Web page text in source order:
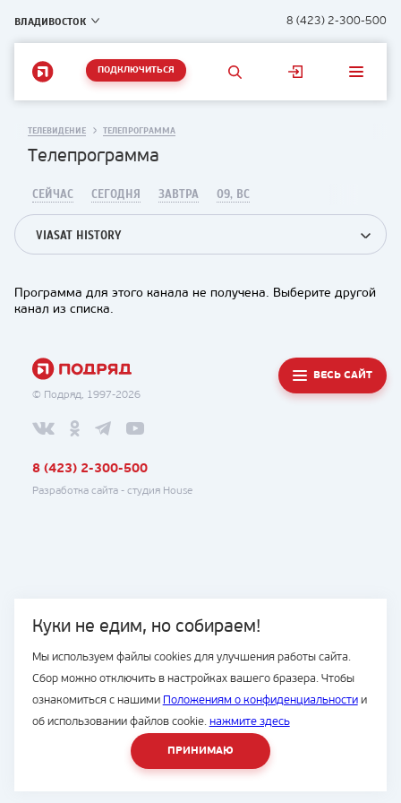
ВЛАДИВОСТОК 8 (423) 2-300-500
ПОДКЛЮЧИТЬСЯ
Куки не едим, но собираем!
Мы используем файлы cookies для улучшения работы сайта.
Сбор можно отключить в настройках вашего бразера. Чтобы
ознакомиться с нашими Положениям о конфиденциальностии
об использовании файлов cookie. нажмите здесь
ПРИНИМАЮ
ТЕЛЕВИДЕНИЕ ТЕЛЕПРОГРАММА
Телепрограмма
СЕЙЧАС СЕГОДНЯ ЗАВТРА 09, ВС
VIASAT HISTORY
Программа для этого канала не получена. Выберите другой
канал из списка.
© Подряд, 1997-2026
ВЕСЬ САЙТ
8 (423) 2-300-500
Разработка сайта - студия House